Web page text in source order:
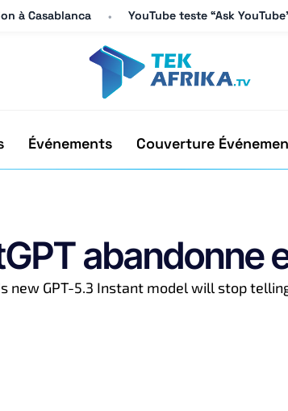
à Casablanca YouTube teste “Ask
à Casablanca YouTube teste “Ask
Événements Couverture
abandonne